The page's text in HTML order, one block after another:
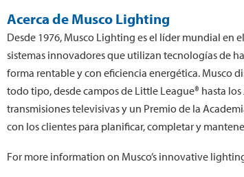
Acerca de Musco Lighting
Desde 1976, Musco Lighting es el líder mundial en
sistemas innovadores que utilizan tecnologías de
forma rentable y con eficiencia energética. Musco
todo tipo, desde campos de Little League® hasta
transmisiones televisivas y un Premio de la
con los clientes para planificar, completar y
For more information on Musco’s innovative